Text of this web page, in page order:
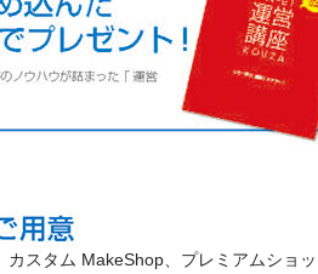
スタム MakeShop、プレミアムショッ